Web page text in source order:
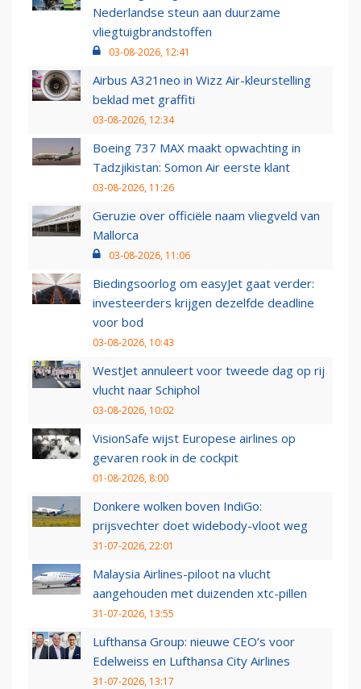
Nederlandse steun aan duurzame
vliegtuigbrandstoffen
03-08-2026, 12:41
Airbus A321neo in Wizz Air-kleurstelling
beklad met graffiti
03-08-2026, 12:34
Boeing 737 MAX maakt opwachting in
Tadzjikistan: Somon Air eerste klant
03-08-2026, 11:26
Geruzie over officiële naam vliegveld van
Mallorca
03-08-2026, 11:06
Biedingsoorlog om easyJet gaat verder:
investeerders krijgen dezelfde deadline
voor bod
03-08-2026, 10:43
WestJet annuleert voor tweede dag op rij
vlucht naar Schiphol
03-08-2026, 10:02
VisionSafe wijst Europese airlines op
gevaren rook in de cockpit
01-08-2026, 8:00
Donkere wolken boven IndiGo:
prijsvechter doet widebody-vloot weg
31-07-2026, 22:01
Malaysia Airlines-piloot na vlucht
aangehouden met duizenden xtc-pillen
31-07-2026, 13:55
Lufthansa Group: nieuwe CEO’s voor
Edelweiss en Lufthansa City Airlines
31-07-2026, 13:17